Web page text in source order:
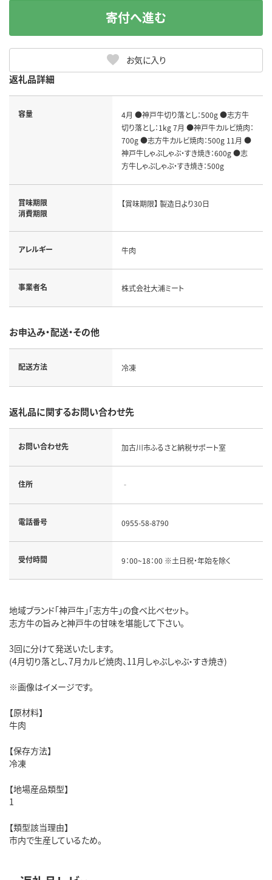
お気に入り
寄付へ進む
返礼品詳細
容量
4月 ●神戸牛切り落とし：500g ●志方牛
切り落とし：1kg 7月 ●神戸牛カルビ焼肉：
700g ●志方牛カルビ焼肉：500g 11月 ●
神戸牛しゃぶしゃぶ・すき焼き：600g ●志
方牛しゃぶしゃぶ・すき焼き：500g
賞味期限
消費期限
【賞味期限】 製造日より30日
アレルギー 牛肉
事業者名 株式会社大浦ミート
お申込み・配送・その他
配送方法 冷凍
返礼品に関するお問い合わせ先
お問い合わせ先 加古川市ふるさと納税サポート室
住所 ‐
電話番号 0955-58-8790
受付時間 9：00~18：00 ※土日祝・年始を除く
地域ブランド「神戸牛」「志方牛」の食べ比べセット。
志方牛の旨みと神戸牛の甘味を堪能して下さい。
3回に分けて発送いたします。
(4月切り落とし、7月カルビ焼肉、11月しゃぶしゃぶ・すき焼き)
※画像はイメージです。
【原材料】
牛肉
【保存方法】
冷凍
【地場産品類型】
1
【類型該当理由】
市内で生産しているため。